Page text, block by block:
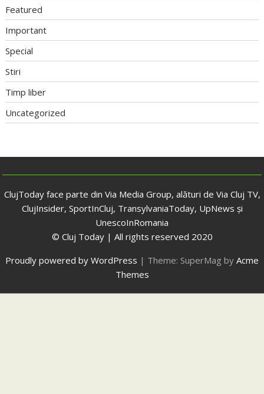
Featured
Important
Special
Stiri
Timp liber
Uncategorized
ClujToday face parte din Via Media Group, alături de Via Cluj TV,
ClujInsider, SportInCluj, TransylvaniaToday, UpNews și
UnescoInRomania
© Cluj Today | All rights reserved 2020
Proudly powered by WordPress | Theme: SuperMag by Acme
Themes